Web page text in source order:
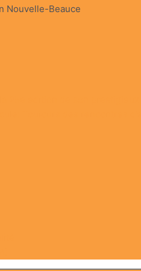
Nouvelle-Beauce